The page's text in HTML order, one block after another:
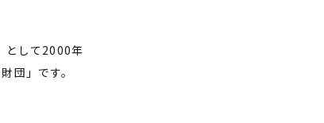
として2000年
団」です。